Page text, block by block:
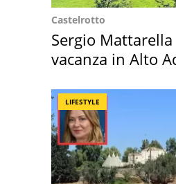
Castelrotto
Sergio
vacanza in Alto
LIFESTYLE